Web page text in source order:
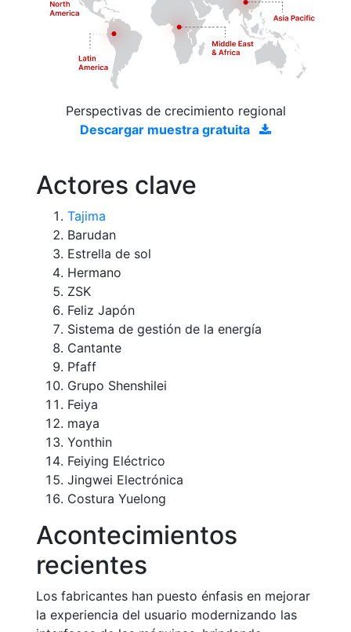
Perspectivas de crecimiento regional
Descargar muestra gratuita
Actores clave
Tajima
Barudan
Estrella de sol
Hermano
ZSK
Feliz Japón
Sistema de gestión de la energía
Cantante
Pfaff
Grupo Shenshilei
Feiya
maya
Yonthin
Feiying Eléctrico
Jingwei Electrónica
Costura Yuelong
Acontecimientos
recientes
Los fabricantes han puesto énfasis en mejorar
la experiencia del usuario modernizando las